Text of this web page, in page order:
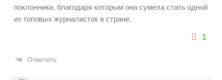
поклонники, благодаря которым она сумела стать одной
из топовых журналисток в стране.
1
Ответить